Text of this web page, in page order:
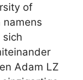
of
namens
sich
Adam LZ